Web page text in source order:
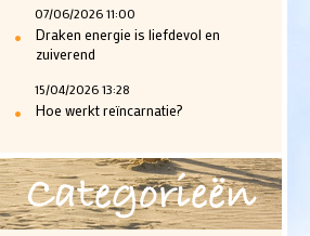
07/06/2026 11:00
•
Draken energie is liefdevol en
zuiverend
15/04/2026 13:28
• Hoe werkt reïncarnatie?
Categorieën